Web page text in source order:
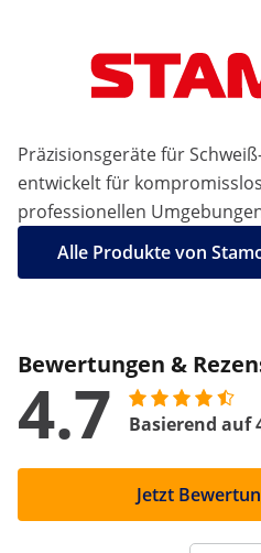
Präzisionsgeräte für
entwickelt für
professionellen
Alle Produkte von
Bewertungen &
4.7 Basierend auf
Jetzt